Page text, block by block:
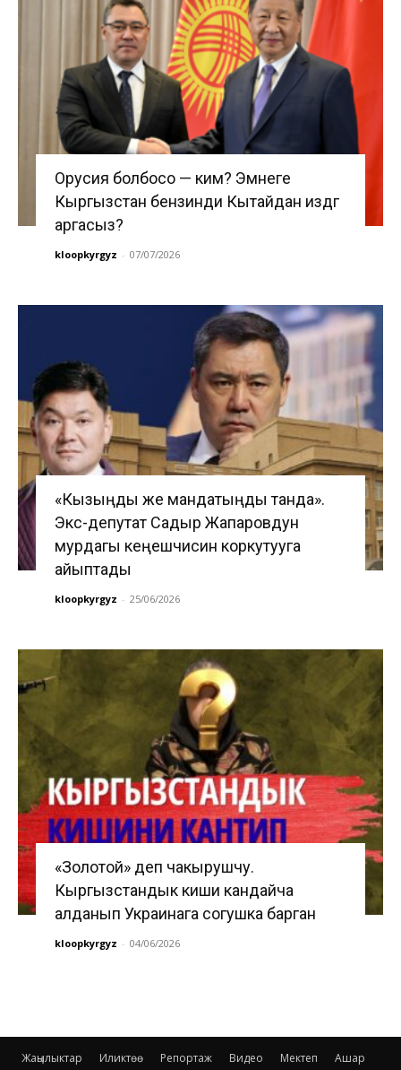
Орусия болбосо — ким? Эмнеге
Кыргызстан бензинди Кытайдан издөөгө
аргасыз?
kloopkyrgyz - 07/07/2026
«Кызыңды же мандатыңды танда».
Экс-депутат Садыр Жапаровдун
мурдагы кеңешчисин коркутууга
айыптады
kloopkyrgyz - 25/06/2026
«Золотой» деп чакырушчу.
Кыргызстандык киши кандайча
алданып Украинага согушка барган
kloopkyrgyz - 04/06/2026
Жаңылыктар Иликтөө Репортаж Видео Мектеп
Ашар